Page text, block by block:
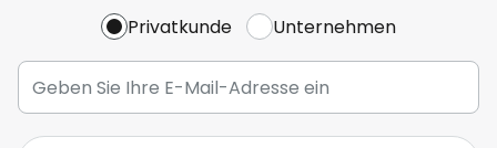
Privatkunde Unternehmen